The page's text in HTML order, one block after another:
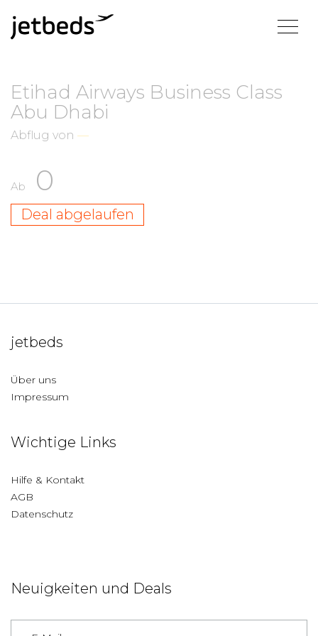
Etihad Airways Business Class
Abu Dhabi
Abflug von —
Ab 0
Deal abgelaufen
jetbeds
Über uns
Impressum
Wichtige Links
Hilfe & Kontakt
AGB
Datenschutz
Neuigkeiten und Deals